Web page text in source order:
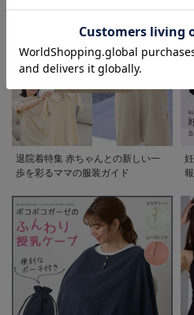
70%OFF
【マタニティ・授
乳服】P・パン
ツ ベビースキン
カラーストレッチ
¥1,643 (税込)
退院着特集 赤ちゃんとの新しい一
歩を彩るママの服装ガイド
お気に入り商品